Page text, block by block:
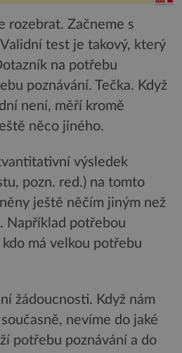
rozebrat. Začneme s
test je takový, který
na potřebu
poznávání. Tečka. Když
není, měří kromě
něco jiného.
výsledek
pozn. red.) na tomto
ještě něčím jiným než
Například potřebou
má velkou potřebu
žádoucnosti. Když nám
nevíme do jaké
potřebu poznávání a do